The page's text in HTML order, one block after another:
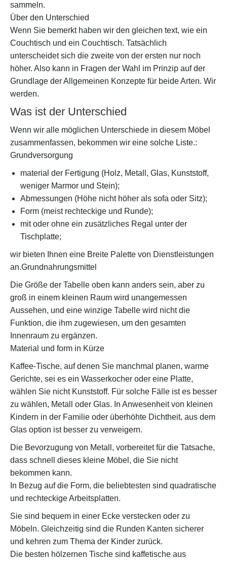
sammeln.
Über den Unterschied
Wenn Sie bemerkt haben wir den gleichen text, wie ein
Couchtisch und ein Couchtisch. Tatsächlich
unterscheidet sich die zweite von der ersten nur noch
höher. Also kann in Fragen der Wahl im Prinzip auf der
Grundlage der Allgemeinen Konzepte für beide Arten. Wir
werden.
Was ist der Unterschied
Wenn wir alle möglichen Unterschiede in diesem Möbel
zusammenfassen, bekommen wir eine solche Liste.:
Grundversorgung
material der Fertigung (Holz, Metall, Glas, Kunststoff,
weniger Marmor und Stein);
Abmessungen (Höhe nicht höher als sofa oder Sitz);
Form (meist rechteckige und Runde);
mit oder ohne ein zusätzliches Regal unter der
Tischplatte;
wir bieten Ihnen eine Breite Palette von Dienstleistungen
an.Grundnahrungsmittel
Die Größe der Tabelle oben kann anders sein, aber zu
groß in einem kleinen Raum wird unangemessen
Aussehen, und eine winzige Tabelle wird nicht die
Funktion, die ihm zugewiesen, um den gesamten
Innenraum zu ergänzen.
Material und form in Kürze
Kaffee-Tische, auf denen Sie manchmal planen, warme
Gerichte, sei es ein Wasserkocher oder eine Platte,
wählen Sie nicht Kunststoff. Für solche Fälle ist es besser
zu wählen, Metall oder Glas. In Anwesenheit von kleinen
Kindern in der Familie oder überhöhte Dichtheit, aus dem
Glas option ist besser zu verweigern.
Die Bevorzugung von Metall, vorbereitet für die Tatsache,
dass schnell dieses kleine Möbel, die Sie nicht
bekommen kann.
In Bezug auf die Form, die beliebtesten sind quadratische
und rechteckige Arbeitsplatten.
Sie sind bequem in einer Ecke verstecken oder zu
Möbeln. Gleichzeitig sind die Runden Kanten sicherer
und kehren zum Thema der Kinder zurück.
Die besten hölzernen Tische sind kaffetische aus